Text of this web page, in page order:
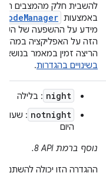
להשבית חלק מהמצבים
באמצעות
מידע על ההשפעה של
הזה על האפליקציה במהלך
הריצה זמין במאמר בנושא
בשינויים בהגדרות.
night : בלילה
notnight : שעות
היום
נוסף ברמת API‏ 8.
ההגדרה הזו יכולה להשתנות